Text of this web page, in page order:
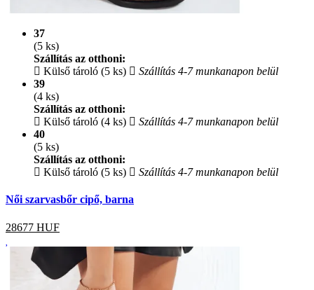
37
(5 ks)
Szállítás az otthoni:
Külső tároló (5 ks)
Szállítás 4-7 munkanapon belül
39
(4 ks)
Szállítás az otthoni:
Külső tároló (4 ks)
Szállítás 4-7 munkanapon belül
40
(5 ks)
Szállítás az otthoni:
Külső tároló (5 ks)
Szállítás 4-7 munkanapon belül
Női szarvasbőr cipő, barna
28677 HUF